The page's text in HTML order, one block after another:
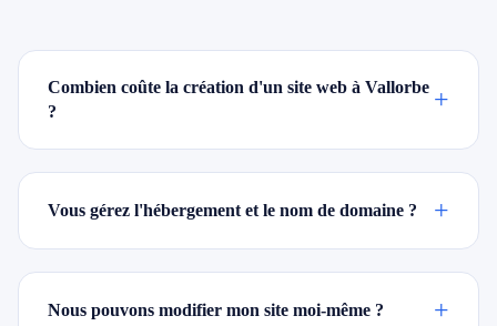
Combien coûte la création d'un site web à Vallorbe
?
+
Vous gérez l'hébergement et le nom de domaine ? +
Nous pouvons modifier mon site moi-même ? +